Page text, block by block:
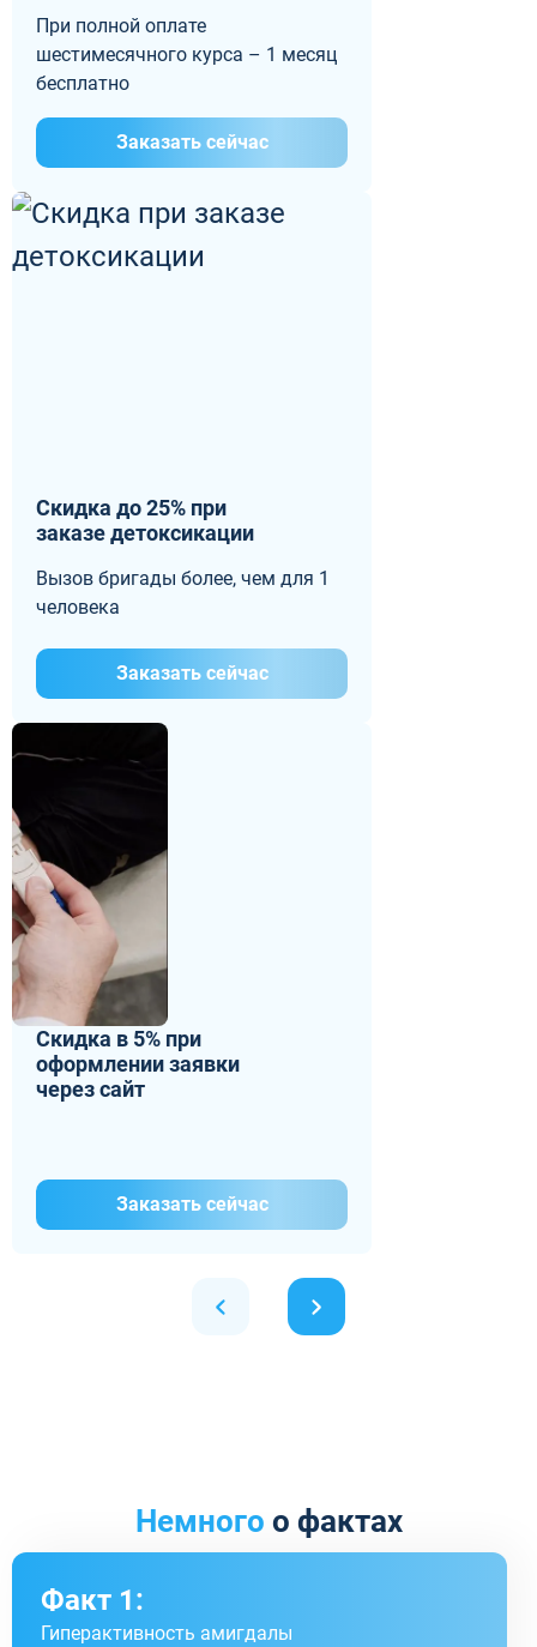
При полной оплате
шестимесячного курса – 1 месяц
бесплатно
Заказать сейчас
Скидка до 25% при
заказе детоксикации
Вызов бригады более, чем для 1
человека
Заказать сейчас
Скидка в 5% при
оформлении заявки
через сайт
Заказать сейчас
Немного о фактах
Факт 1:
Гиперактивность амигдалы